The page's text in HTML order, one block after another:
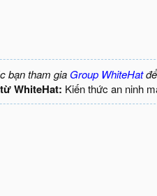
bạn tham gia Group WhiteHatđể
WhiteHat: Kiến thức an ninh